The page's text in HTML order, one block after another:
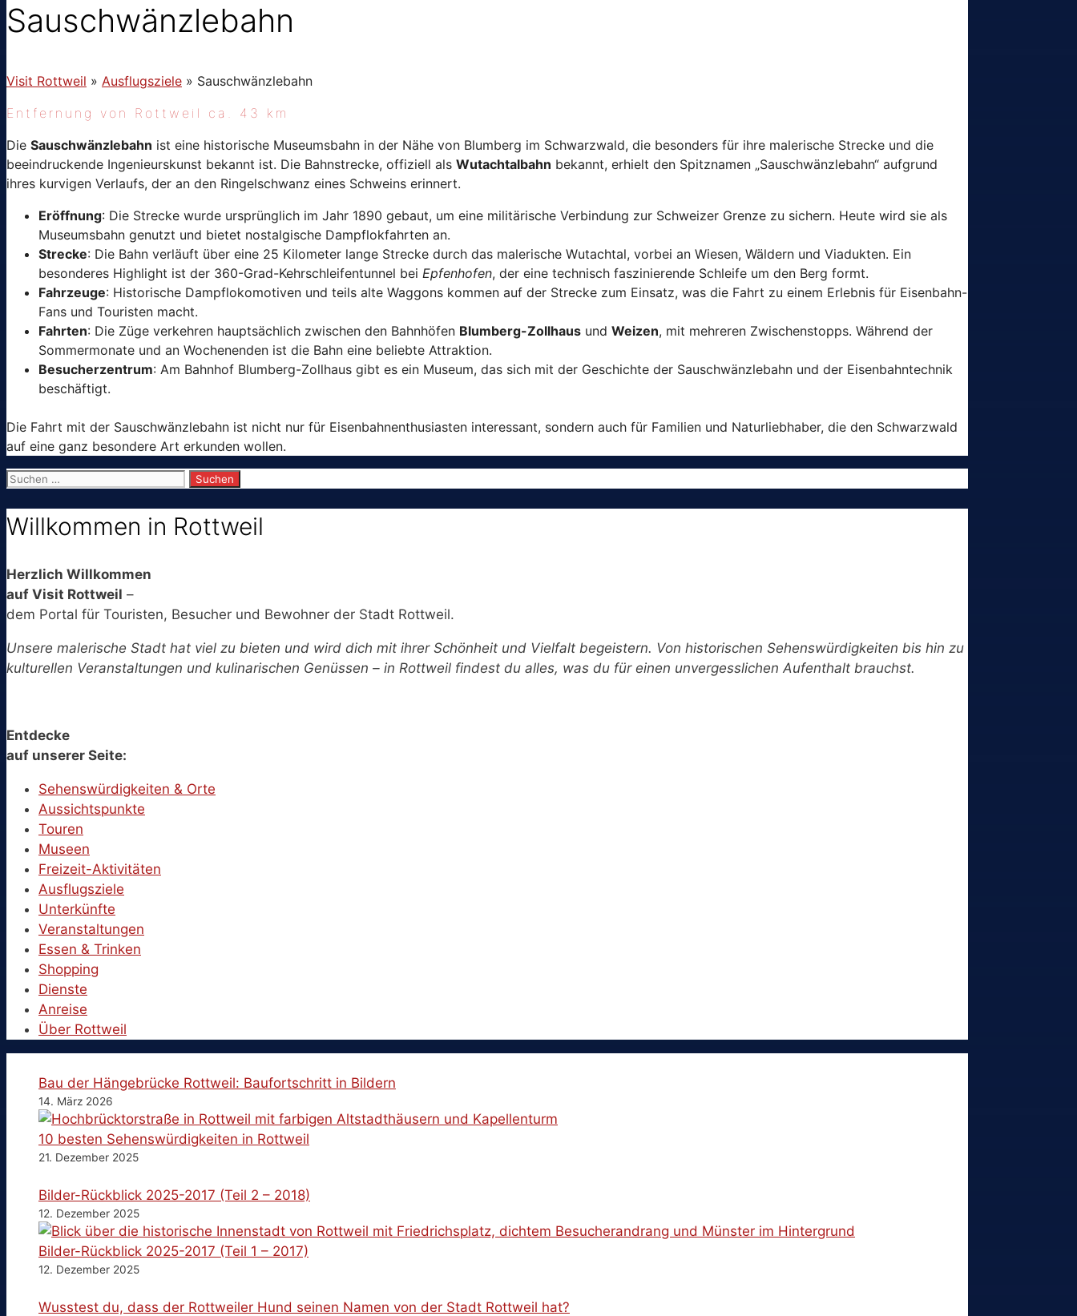
Sauschwänzlebahn
Visit Rottweil » Ausflugsziele » Sauschwänzlebahn
Entfernung von Rottweil ca. 43 km
Die Sauschwänzlebahn ist eine historische Museumsbahn in der Nähe von Blumberg im Schwarzwald, die besonders für ihre malerische Strecke und die
beeindruckende Ingenieurskunst bekannt ist. Die Bahnstrecke, offiziell als Wutachtalbahn bekannt, erhielt den Spitznamen „Sauschwänzlebahn“ aufgrund
ihres kurvigen Verlaufs, der an den Ringelschwanz eines Schweins erinnert.
Eröffnung: Die Strecke wurde ursprünglich im Jahr 1890 gebaut, um eine militärische Verbindung zur Schweizer Grenze zu sichern. Heute wird sie als
Museumsbahn genutzt und bietet nostalgische Dampflokfahrten an.
Strecke: Die Bahn verläuft über eine 25 Kilometer lange Strecke durch das malerische Wutachtal, vorbei an Wiesen, Wäldern und Viadukten. Ein
besonderes Highlight ist der 360-Grad-Kehrschleifentunnel bei Epfenhofen, der eine technisch faszinierende Schleife um den Berg formt.
Fahrzeuge: Historische Dampflokomotiven und teils alte Waggons kommen auf der Strecke zum Einsatz, was die Fahrt zu einem Erlebnis für Eisenbahn-
Fans und Touristen macht.
Fahrten: Die Züge verkehren hauptsächlich zwischen den Bahnhöfen Blumberg-Zollhaus und Weizen, mit mehreren Zwischenstopps. Während der
Sommermonate und an Wochenenden ist die Bahn eine beliebte Attraktion.
Besucherzentrum: Am Bahnhof Blumberg-Zollhaus gibt es ein Museum, das sich mit der Geschichte der Sauschwänzlebahn und der Eisenbahntechnik
beschäftigt.
Die Fahrt mit der Sauschwänzlebahn ist nicht nur für Eisenbahnenthusiasten interessant, sondern auch für Familien und Naturliebhaber, die den Schwarzwald
auf eine ganz besondere Art erkunden wollen.
Suchen
Willkommen in Rottweil
Herzlich Willkommen
auf Visit Rottweil –
dem Portal für Touristen, Besucher und Bewohner der Stadt Rottweil.
Unsere malerische Stadt hat viel zu bieten und wird dich mit ihrer Schönheit und Vielfalt begeistern. Von historischen Sehenswürdigkeiten bis hin zu
kulturellen Veranstaltungen und kulinarischen Genüssen – in Rottweil findest du alles, was du für einen unvergesslichen Aufenthalt brauchst.
Entdecke
auf unserer Seite:
Sehenswürdigkeiten & Orte
Aussichtspunkte
Touren
Museen
Freizeit-Aktivitäten
Ausflugsziele
Unterkünfte
Veranstaltungen
Essen & Trinken
Shopping
Dienste
Anreise
Über Rottweil
Bau der Hängebrücke Rottweil: Baufortschritt in Bildern
14. März 2026
10 besten Sehenswürdigkeiten in Rottweil
21. Dezember 2025
Bilder-Rückblick 2025-2017 (Teil 2 – 2018)
12. Dezember 2025
Bilder-Rückblick 2025-2017 (Teil 1 – 2017)
12. Dezember 2025
Wusstest du, dass der Rottweiler Hund seinen Namen von der Stadt Rottweil hat?